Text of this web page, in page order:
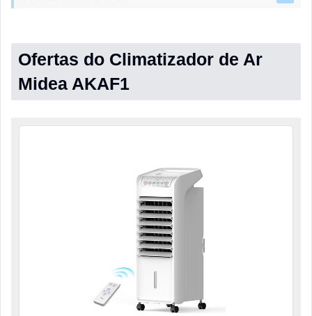
Ofertas do Climatizador de Ar
Midea AKAF1